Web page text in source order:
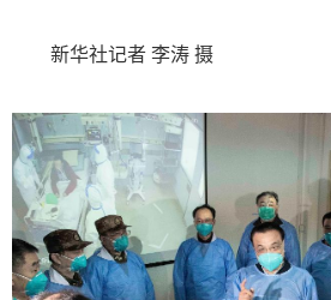
新华社记者 李涛 摄